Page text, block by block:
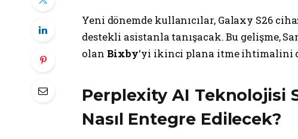
Yeni dönemde kullanıcılar, Galaxy S26
destekli asistanla tanışacak. Bu gelişme,
olan Bixby‘yi ikinci plana itme ihtimalini
Perplexity AI Teknolojisi
Nasıl Entegre Edilecek?